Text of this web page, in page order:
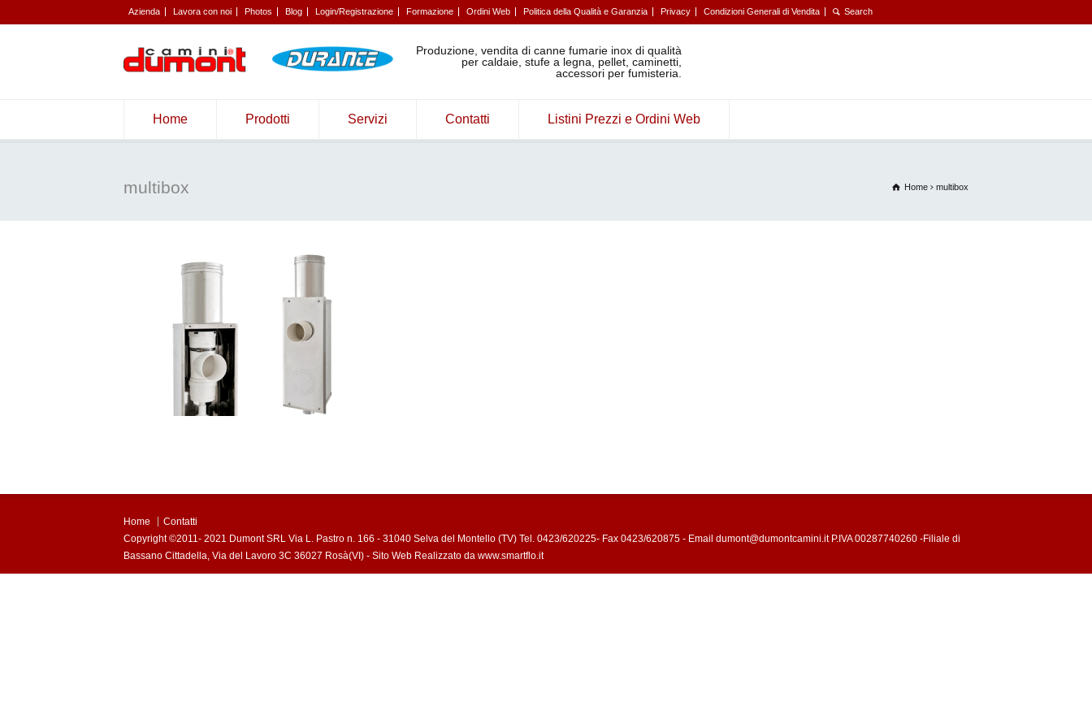
Azienda Lavora con noi Photos Blog Login/Registrazione Formazione Ordini Web Politica della Qualità e Garanzia Privacy Condizioni Generali di Vendita
Produzione, vendita di canne fumarie inox di qualità
per caldaie, stufe a legna, pellet, caminetti,
accessori per fumisteria.
Home Prodotti Servizi Contatti Listini Prezzi e Ordini Web
multibox Home multibox
Home
Contatti
Copyright ©2011- 2021 Dumont SRL Via L. Pastro n. 166 - 31040 Selva del Montello (TV) Tel. 0423/620225- Fax 0423/620875 - Email dumont@dumontcamini.it P.IVA 00287740260 -Filiale di
Bassano Cittadella, Via del Lavoro 3C 36027 Rosà(VI) - Sito Web Realizzato da www.smartflo.it